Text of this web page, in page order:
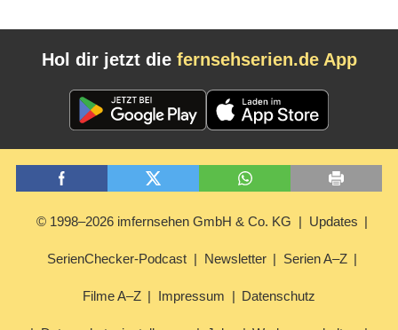
Hol dir jetzt die fernsehserien.de App
© 1998–2026 imfernsehen GmbH & Co. KG Updates
SerienChecker-Podcast Newsletter Serien A–Z
Filme A–Z Impressum Datenschutz